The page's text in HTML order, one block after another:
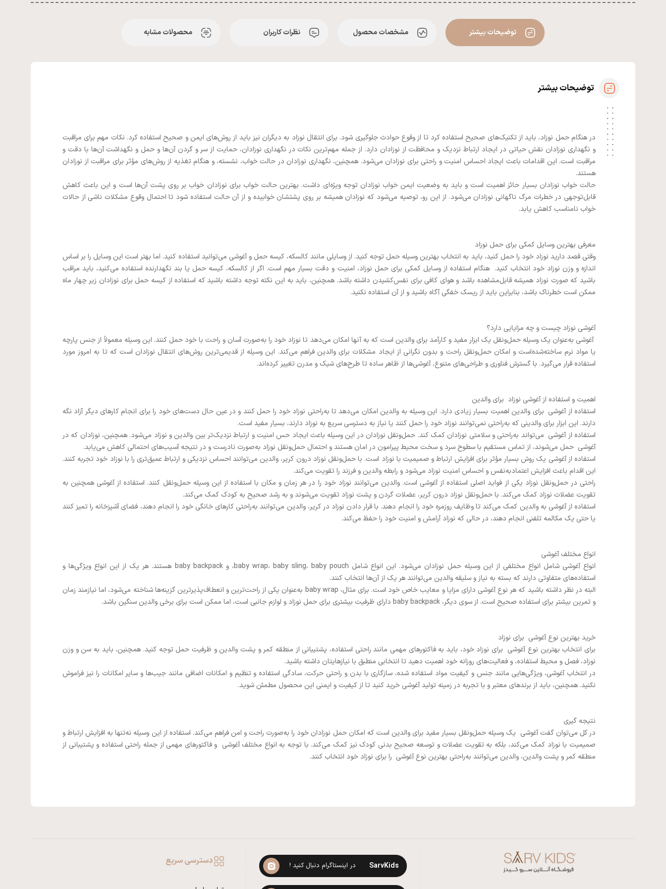
توضیحات بیشتر مشخصات محصول نظرات کاربران محصولات مشابه
توضیحات بیشتر
در هنگام حمل نوزاد، باید از تکنیک‌های صحیح استفاده کرد تا از وقوع حوادث جلوگیری شود. برای انتقال نوزاد به دیگران نیز باید از روش‌های ایمن و صحیح استفاده کرد. نکات مهم برای مراقبت
و نگهداری نوزادان نقش حیاتی در ایجاد ارتباط نزدیک و محافظت از نوزادان دارد. از جمله مهم‌ترین نکات در نگهداری نوزادان، حمایت از سر و گردن آن‌ها و حمل و نگهداشت آن‌ها با دقت و
مراقبت است. این اقدامات باعث ایجاد احساس امنیت و راحتی برای نوزادان می‌شود. همچنین، نگهداری نوزادان در حالت خواب، نشسته، و هنگام تغذیه از روش‌های مؤثر برای مراقبت از نوزادان
هستند.
حالت خواب نوزادان بسیار حائز اهمیت است و باید به وضعیت ایمن خواب نوزادان توجه ویژه‌ای داشت. بهترین حالت خواب برای نوزادان خواب بر روی پشت آن‌ها است و این باعث کاهش
قابل‌توجهی در خطرات مرگ ناگهانی نوزادان می‌شود. از این رو، توصیه می‌شود که نوزادان همیشه بر روی پشتشان خوابیده و از آن حالت استفاده شود تا احتمال وقوع مشکلات ناشی از حالات
خواب نامناسب کاهش یابد.
معرفی بهترین وسایل کمکی برای حمل نوزاد
وقتی قصد دارید نوزاد خود را حمل کنید، باید به انتخاب بهترین وسیله حمل توجه کنید. از وسایلی مانند کالسکه، کیسه حمل و آغوشی می‌توانید استفاده کنید. اما بهتر است این وسایل را بر اساس
اندازه و وزن نوزاد خود انتخاب کنید. هنگام استفاده از وسایل کمکی برای حمل نوزاد، امنیت و دقت بسیار مهم است. اگر از کالسکه، کیسه حمل یا بند نگهدارنده استفاده می‌کنید، باید مراقب
باشید که صورت نوزاد همیشه قابل‌مشاهده باشد و هوای کافی برای نفس‌کشیدن داشته باشد. همچنین، باید به این نکته توجه داشته باشید که استفاده از کیسه حمل برای نوزادان زیر چهار ماه
ممکن است خطرناک باشد، بنابراین باید از ریسک خفگی آگاه باشید و از آن استفاده نکنید.
آغوشی نوزاد چیست و چه مزایایی دارد؟
آغوشی به‌عنوان یک وسیله حمل‌ونقل یک ابزار مفید و کارآمد برای والدین است که به آنها امکان می‌دهد تا نوزاد خود را به‌صورت آسان و راحت با خود حمل کنند. این وسیله معمولاً از جنس پارچه
یا مواد نرم ساخته‌شده‌است و امکان حمل‌ونقل راحت و بدون نگرانی از ایجاد مشکلات برای والدین فراهم می‌کند. این وسیله از قدیمی‌ترین روش‌های انتقال نوزادان است که تا به امروز مورد
استفاده قرار می‌گیرد. با گسترش فناوری و طراحی‌های متنوع، آغوشی‌ها از ظاهر ساده تا طرح‌های شیک و مدرن تغییر کرده‌اند.
اهمیت و استفاده از آغوشی نوزاد برای والدین
استفاده از آغوشی برای والدین اهمیت بسیار زیادی دارد. این وسیله به والدین امکان می‌دهد تا به‌راحتی نوزاد خود را حمل کنند و در عین حال دست‌های خود را برای انجام کارهای دیگر آزاد نگه
دارند. این ابزار برای والدینی که به‌راحتی نمی‌توانند نوزاد خود را حمل کنند یا نیاز به دسترسی سریع به نوزاد دارند، بسیار مفید است.
استفاده از آغوشی می‌تواند به‌راحتی و سلامتی نوزادان کمک کند. حمل‌ونقل نوزادان در این وسیله باعث ایجاد حس امنیت و ارتباط نزدیک‌تر بین والدین و نوزاد می‌شود. همچنین، نوزادان که در
آغوشی حمل می‌شوند، از تماس مستقیم با سطوح سرد و سخت محیط پیرامون در امان هستند و احتمال حمل‌ونقل نوزاد به‌صورت نادرست و در نتیجه آسیب‌های احتمالی کاهش می‌یابد.
استفاده از آغوشی یک روش بسیار مؤثر برای افزایش ارتباط و صمیمیت با نوزاد است. با حمل‌ونقل نوزاد درون کریر، والدین می‌توانند احساس نزدیکی و ارتباط عمیق‌تری را با نوزاد خود تجربه کنند.
این اقدام باعث افزایش اعتمادبه‌نفس و احساس امنیت نوزاد می‌شود و رابطه والدین و فرزند را تقویت می‌کند.
راحتی در حمل‌ونقل نوزاد یکی از فواید اصلی استفاده از آغوشی است. والدین می‌توانند نوزاد خود را در هر زمان و مکان با استفاده از این وسیله حمل‌ونقل کنند. استفاده از آغوشی همچنین به
تقویت عضلات نوزاد کمک می‌کند. با حمل‌ونقل نوزاد درون کریر، عضلات گردن و پشت نوزاد تقویت می‌شوند و به رشد صحیح به کودک کمک می‌کند.
استفاده از آغوشی به والدین کمک می‌کند تا وظایف روزمره خود را انجام دهند. با قرار دادن نوزاد در کریر، والدین می‌توانند به‌راحتی کارهای خانگی خود را انجام دهند، فضای آشپزخانه را تمیز کنند
یا حتی یک مکالمه تلفنی انجام دهند، در حالی که نوزاد آرامش و امنیت خود را حفظ می‌کند.
انواع مختلف آغوشی
انواع آغوشی شامل انواع مختلفی از این وسیله حمل نوزادان می‌شود. این انواع شامل baby wrap، baby sling، baby pouch، و baby backpack هستند. هر یک از این انواع ویژگی‌ها و
استفاده‌های متفاوتی دارند که بسته به نیاز و سلیقه والدین می‌توانند هر یک از آن‌ها انتخاب کنند.
البته در نظر داشته باشید که هر نوع آغوشی دارای مزایا و معایب خاص خود است. برای مثال، baby wrap به‌عنوان یکی از راحت‌ترین و انعطاف‌پذیرترین گزینه‌ها شناخته می‌شود، اما نیازمند زمان
و تمرین بیشتر برای استفاده صحیح است. از سوی دیگر، baby backpack دارای ظرفیت بیشتری برای حمل نوزاد و لوازم جانبی است، اما ممکن است برای برخی والدین سنگین باشد.
خرید بهترین نوع آغوشی برای نوزاد
برای انتخاب بهترین نوع آغوشی برای نوزاد خود، باید به فاکتورهای مهمی مانند راحتی استفاده، پشتیبانی از منطقه کمر و پشت والدین و ظرفیت حمل توجه کنید. همچنین، باید به سن و وزن
نوزاد، فصل و محیط استفاده، و فعالیت‌های روزانه خود اهمیت دهید تا انتخابی منطبق با نیازهایتان داشته باشید.
در انتخاب آغوشی، ویژگی‌هایی مانند جنس و کیفیت مواد استفاده شده، سازگاری با بدن و راحتی حرکت، سادگی استفاده و تنظیم و امکانات اضافی مانند جیب‌ها و سایر امکانات را نیز فراموش
نکنید. همچنین، باید از برندهای معتبر و با تجربه در زمینه تولید آغوشی خرید کنید تا از کیفیت و ایمنی این محصول مطمئن شوید.
نتیجه گیری
در کل می‌توان گفت آغوشی یک وسیله حمل‌ونقل بسیار مفید برای والدین است که امکان حمل نوزادان خود را به‌صورت راحت و امن فراهم می‌کند. استفاده از این وسیله نه‌تنها به افزایش ارتباط و
صمیمیت با نوزاد کمک می‌کند، بلکه به تقویت عضلات و توسعه صحیح بدنی کودک نیز کمک می‌کند. با توجه به انواع مختلف آغوشی و فاکتورهای مهمی از جمله راحتی استفاده و پشتیبانی از
منطقه کمر و پشت والدین، والدین می‌توانند به‌راحتی بهترین نوع آغوشی را برای نوزاد خود انتخاب کنند.
SarvKids در اینستاگرام دنبال کنید ! دسترسی سریع